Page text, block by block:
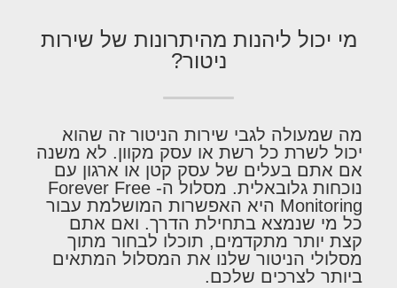
מי יכול ליהנות מהיתרונות של שירות
ניטור?
מה שמעולה לגבי שירות הניטור זה שהוא
יכול לשרת כל רשת או עסק מקוון. לא משנה
אם אתם בעלים של עסק קטן או ארגון עם
נוכחות גלובאלית. מסלול ה- Forever Free
Monitoring היא האפשרות המושלמת עבור
כל מי שנמצא בתחילת הדרך. ואם אתם
קצת יותר מתקדמים, תוכלו לבחור מתוך
מסלולי הניטור שלנו את המסלול המתאים
ביותר לצרכים שלכם.